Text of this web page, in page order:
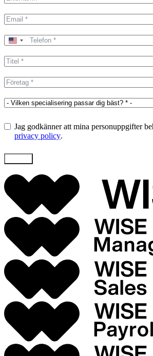
United
+1
Jag godkänner att mina personuppgifter
privacy policy.